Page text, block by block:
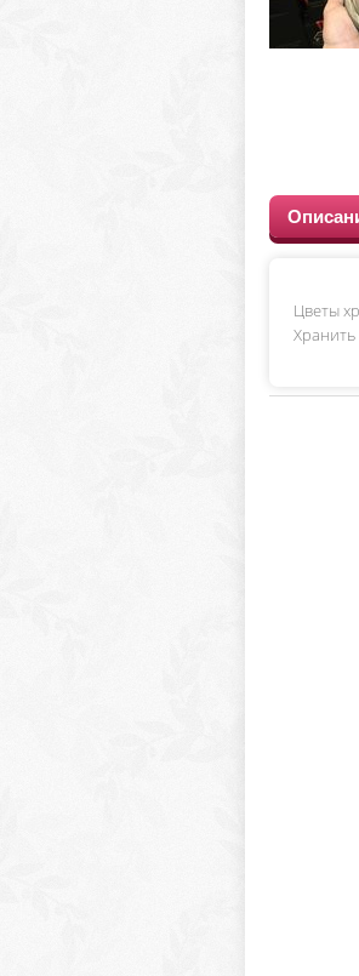
Цветы